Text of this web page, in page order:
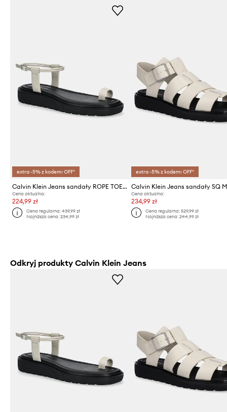
extra -5% z kodem: OFF*
Calvin Klein Jeans sandały ROPE TOE POST SANDAL LTH MG
Cena aktualna:
224,99 zł
Cena regularna:439,99 zł
Najniższa cena:234,99 zł
extra -5% z kodem: OFF*
Cena aktualna:
234,99 zł
Cena regularna: 529,99 zł
Najniższa cena: 244,99 zł
Odkryj produkty Calvin Klein Jeans